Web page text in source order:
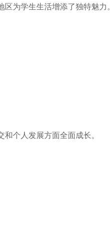
为学生生活增添了独特魅力。
个人发展方面全面成长。